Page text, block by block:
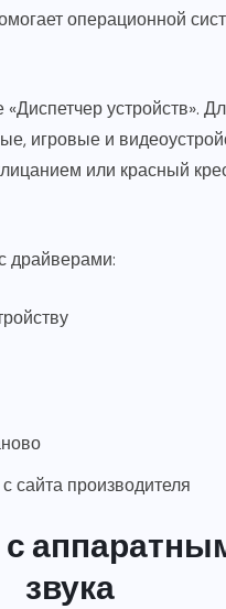
операционной
устройств».
игровые и
или красный
драйверами:
сайта производителя
звука